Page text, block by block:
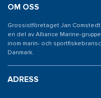
OM OSS
Grossistföretaget Jan
en del av Alliance Marine-
inom marin- och
Danmark.
ADRESS